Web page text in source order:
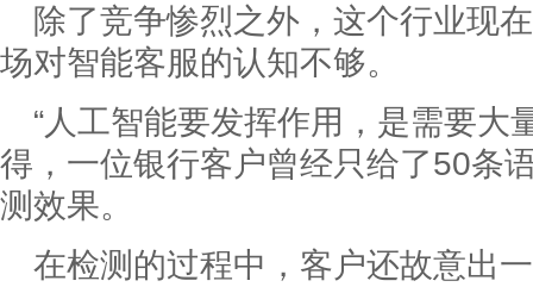
除了竞争惨烈之外，这个行业现
场对智能客服的认知不够。
“人工智能要发挥作用，是需要大
得，一位银行客户曾经只给了50条
测效果。
在检测的过程中，客户还故意出